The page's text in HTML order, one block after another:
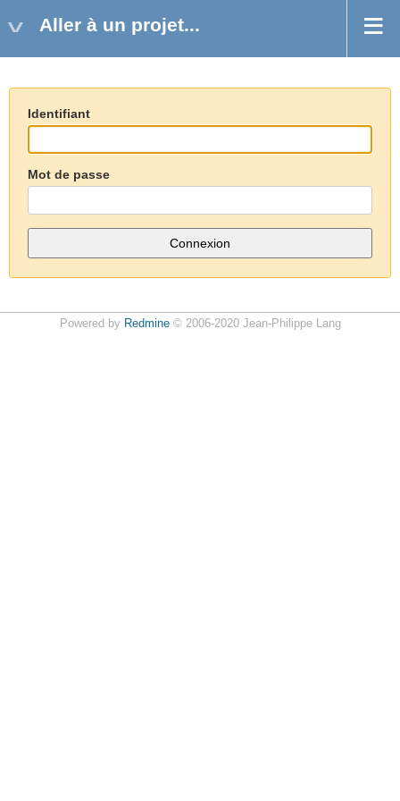
Aller à un projet...
Identifiant
Mot de passe
Powered by Redmine© 2006-2020 Jean-Philippe Lang